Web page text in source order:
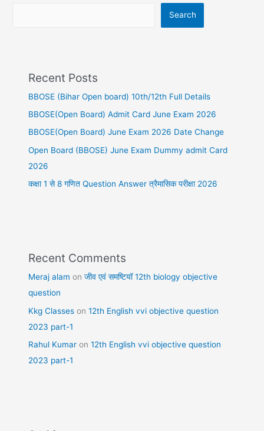
Search
Recent Posts
BBOSE (Bihar Open board) 10th/12th Full Details
BBOSE(Open Board) Admit Card June Exam 2026
BBOSE(Open Board) June Exam 2026 Date Change
Open Board (BBOSE) June Exam Dummy admit Card
2026
कक्षा 1 से 8 गणित Question Answer त्रैमासिक परीक्षा 2026
Recent Comments
Meraj alam onजीव एवं समष्टियॉ 12th biology objective
question
Kkg Classes on12th English vvi objective question
2023 part-1
Rahul Kumar on12th English vvi objective question
2023 part-1